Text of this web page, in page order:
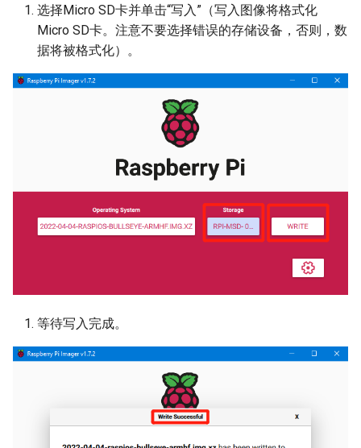
选择Micro SD卡并单击“写入”（写入图像将格式化
Micro SD卡。注意不要选择错误的存储设备，否则，数
据将被格式化）。
等待写入完成。